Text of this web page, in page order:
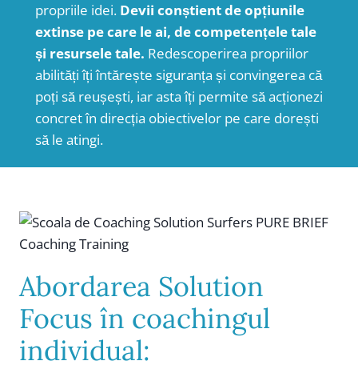
propriile idei. Devii conștient de opțiunile
extinse pe care le ai, de competențele tale
și resursele tale. Redescoperirea propriilor
abilități îți întărește siguranța și convingerea că
poți să reușești, iar asta îți permite să acționezi
concret în direcția obiectivelor pe care dorești
să le atingi.
Abordarea Solution
Focus în coachingul
individual: